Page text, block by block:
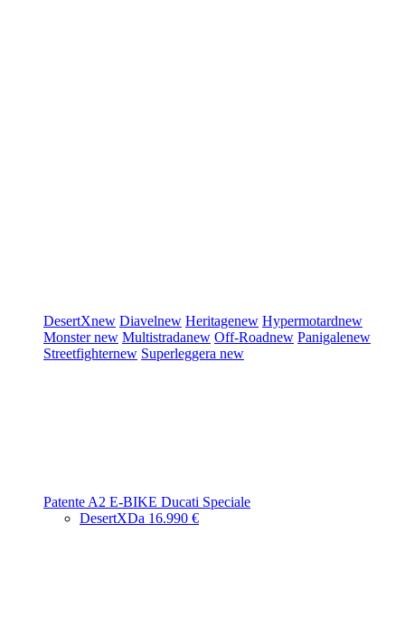
DesertXnew Diavelnew Heritagenew Hypermotardnew
Monsternew Multistradanew Off-Roadnew Panigalenew
Streetfighternew Superleggera new
Patente A2 E-BIKE Ducati Speciale
DesertXDa 16.990 €